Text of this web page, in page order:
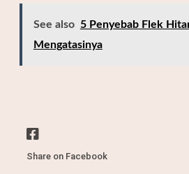
See also 5 Penyebab Flek
Mengatasinya
Share on Facebook